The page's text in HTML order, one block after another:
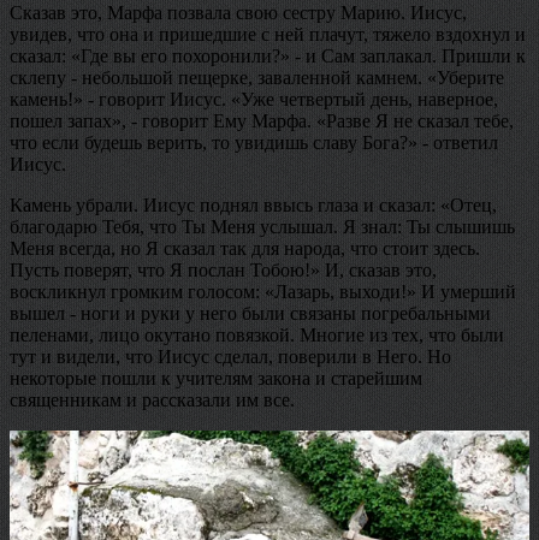
Сказав это, Марфа позвала свою сестру Марию. Иисус,
увидев, что она и пришедшие с ней плачут, тяжело вздохнул и
сказал: «Где вы его похоронили?» - и Сам заплакал. Пришли к
склепу - небольшой пещерке, заваленной камнем. «Уберите
камень!» - говорит Иисус. «Уже четвертый день, наверное,
пошел запах», - говорит Ему Марфа. «Разве Я не сказал тебе,
что если будешь верить, то увидишь славу Бога?» - ответил
Иисус.
Камень убрали. Иисус поднял ввысь глаза и сказал: «Отец,
благодарю Тебя, что Ты Меня услышал. Я знал: Ты слышишь
Меня всегда, но Я сказал так для народа, что стоит здесь.
Пусть поверят, что Я послан Тобою!» И, сказав это,
воскликнул громким голосом: «Лазарь, выходи!» И умерший
вышел - ноги и руки у него были связаны погребальными
пеленами, лицо окутано повязкой. Многие из тех, что были
тут и видели, что Иисус сделал, поверили в Него. Но
некоторые пошли к учителям закона и старейшим
священникам и рассказали им все.